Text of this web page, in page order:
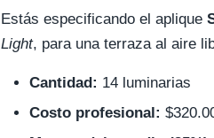
Estás especificando el aplique
Light, para una terraza al aire
Cantidad: 14 luminarias
Costo profesional: